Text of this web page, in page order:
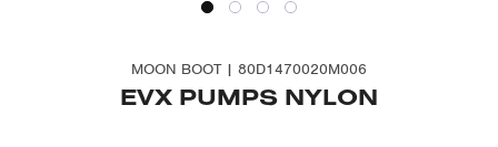
MOON BOOT | 80D1470020M006
EVX PUMPS NYLON